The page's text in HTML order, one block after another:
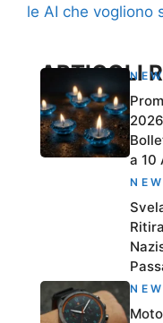
le AI che vogliono
ARTICOLI
a 10